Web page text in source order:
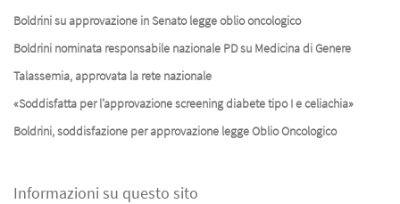
Boldrini su approvazione in Senato legge oblio oncologico
Boldrini nominata responsabile nazionale PD su Medicina di Genere
Talassemia, approvata la rete nazionale
«Soddisfatta per l’approvazione screening diabete tipo I e celiachia»
Boldrini, soddisfazione per approvazione legge Oblio Oncologico
Informazioni su questo sito